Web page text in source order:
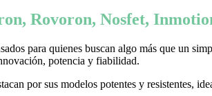
Rovoron, Nosfet,
para quienes buscan algo más que un
potencia y fiabilidad.
por sus modelos potentes y resistentes,